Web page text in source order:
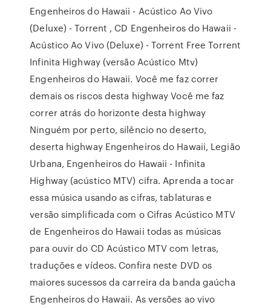
Engenheiros do Hawaii - Acústico Ao Vivo
(Deluxe) - Torrent , CD Engenheiros do Hawaii -
Acústico Ao Vivo (Deluxe) - Torrent Free Torrent
Infinita Highway (versão Acústico Mtv)
Engenheiros do Hawaii. Você me faz correr
demais os riscos desta highway Você me faz
correr atrás do horizonte desta highway
Ninguém por perto, silêncio no deserto,
deserta highway Engenheiros do Hawaii, Legião
Urbana, Engenheiros do Hawaii - Infinita
Highway (acústico MTV) cifra. Aprenda a tocar
essa música usando as cifras, tablaturas e
versão simplificada com o Cifras Acústico MTV
de Engenheiros do Hawaii todas as músicas
para ouvir do CD Acústico MTV com letras,
traduções e vídeos. Confira neste DVD os
maiores sucessos da carreira da banda gaúcha
Engenheiros do Hawaii. As versões ao vivo